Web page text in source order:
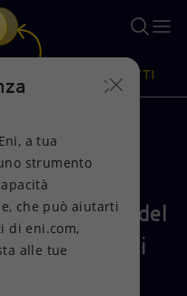
soluzione di intelligenza
PRODOTTI
del Petrolio del
e l'AD di
a tua
strumento
che può aiutarti
di eni.com,
alle tue